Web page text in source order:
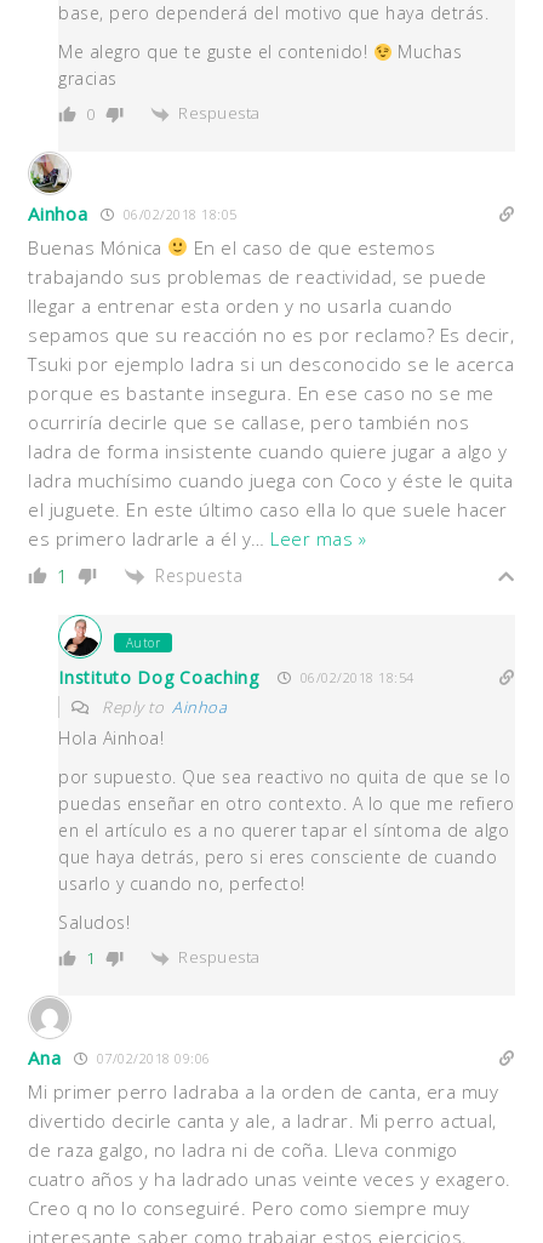
base, pero dependerá del motivo que haya detrás.
Me alegro que te guste el contenido!
Muchas
gracias
0 Respuesta
Ainhoa 06/02/2018 18:05
Buenas Mónica
En el caso de que estemos
trabajando sus problemas de reactividad, se puede
llegar a entrenar esta orden y no usarla cuando
sepamos que su reacción no es por reclamo? Es decir,
Tsuki por ejemplo ladra si un desconocido se le acerca
porque es bastante insegura. En ese caso no se me
ocurriría decirle que se callase, pero también nos
ladra de forma insistente cuando quiere jugar a algo y
ladra muchísimo cuando juega con Coco y éste le quita
el juguete. En este último caso ella lo que suele hacer
es primero ladrarle a él y
Leer mas »
1 Respuesta
Autor
Instituto Dog Coaching 06/02/2018 18:54
Reply toAinhoa
Hola Ainhoa!
por supuesto. Que sea reactivo no quita de que se lo
puedas enseñar en otro contexto. A lo que me refiero
en el artículo es a no querer tapar el síntoma de algo
que haya detrás, pero si eres consciente de cuando
usarlo y cuando no, perfecto!
Saludos!
1 Respuesta
Ana 07/02/2018 09:06
Mi primer perro ladraba a la orden de canta, era muy
divertido decirle canta y ale, a ladrar. Mi perro actual,
de raza galgo, no ladra ni de coña. Lleva conmigo
cuatro años y ha ladrado unas veinte veces y exagero.
Creo q no lo conseguiré. Pero como siempre muy
interesante saber como trabajar estos ejercicios,